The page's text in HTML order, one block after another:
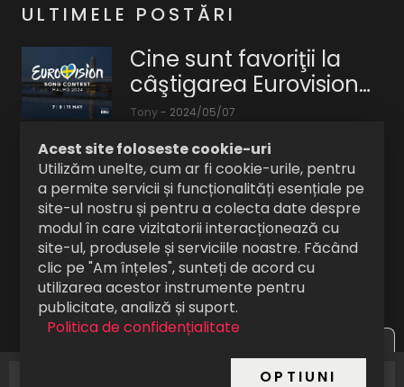
ULTIMELE POSTĂRI
Cine sunt favoriţii la
câştigarea Eurovision
Song Contest 2024?
Tony - 2024/05/07
în
fiecare
an
în
apropierea
începutului
de
lună
mai,
Shure SM7B - Microfon
dinamic cardioid
Tony-2024/05/17
Shure
SM7B
-
Microfon
dinamic
Amy Lee, noul solist
Linkin Park? Iată cum
comentează artista
Tony-2024/05/07
Acest site foloseste cookie-uri
Utilizăm unelte, cum ar fi cookie-urile, pentru
a permite servicii și funcționalități esențiale pe
site-ul nostru și pentru a colecta date despre
modul în care vizitatorii interacționează cu
site-ul, produsele și serviciile noastre. Făcând
clic pe "Am înțeles", sunteți de acord cu
utilizarea acestor instrumente pentru
publicitate, analiză și suport.
Politica de confidențialitate
OPTIUNI